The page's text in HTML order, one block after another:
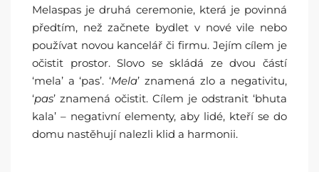
Melaspas je druhá ceremonie, která je povinná
předtím, než začnete bydlet v nové vile nebo
používat novou kancelář či firmu. Jejím cílem je
očistit prostor. Slovo se skládá ze dvou částí
‘mela’ a ‘pas’. ‘Mela’ znamená zlo a negativitu,
‘pas’ znamená očistit. Cílem je odstranit ‘bhuta
kala’ – negativní elementy, aby lidé, kteří se do
domu nastěhují nalezli klid a harmonii.